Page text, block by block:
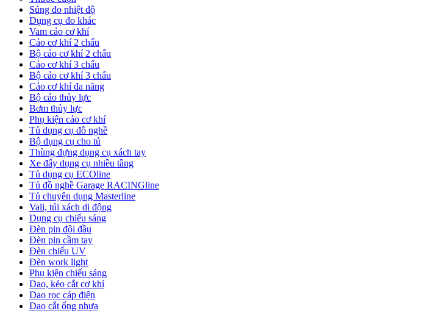
Súng đo nhiệt độ
Dụng cụ đo khác
Vam cảo cơ khí
Cảo cơ khí 2 chấu
Bộ cảo cơ khí 2 chấu
Cảo cơ khí 3 chấu
Bộ cảo cơ khí 3 chấu
Cảo cơ khí đa năng
Bộ cảo thủy lực
Bơm thủy lực
Phụ kiện cảo cơ khí
Tủ dụng cụ đồ nghề
Bộ dụng cụ cho tủ
Thùng đựng dụng cụ xách tay
Xe đẩy dụng cụ nhiều tầng
Tủ dụng cụ ECOline
Tủ đồ nghề Garage RACINGline
Tủ chuyên dụng Masterline
Vali, túi xách di động
Dụng cụ chiếu sáng
Đèn pin đội đầu
Đèn pin cầm tay
Đèn chiếu UV
Đèn work light
Phụ kiện chiếu sáng
Dao, kéo cắt cơ khí
Dao rọc cáp điện
Dao cắt ống nhựa